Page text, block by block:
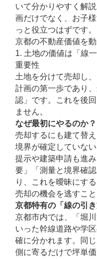
いて分かりやすく解
画だけでなく、お子
っと役立つはずです。
京都の不動産価値を
1. 土地の価値は「線
重要性
土地を分けて売却し
計画の第一歩であり
認」です。これを後
ません。
なぜ最初にやるのか？
売却するにも建て替
境界が確定していな
提示や建築申請も進
要」「測量と境界確
り、これを曖昧にす
売却の機会を逃すこ
京都特有の「線の引き
京都市内では、「堀
いった幹線道路や学
確に分かれます。同
側に寄るだけで坪単